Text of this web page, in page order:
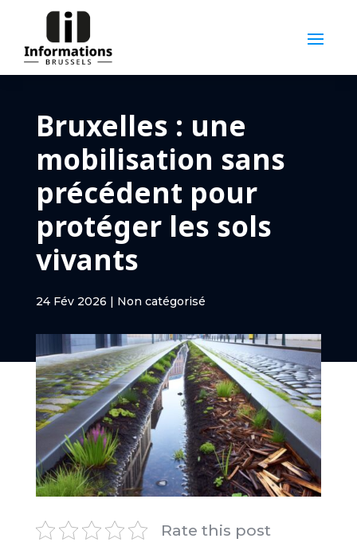
Bruxelles : une
mobilisation sans
précédent pour
protéger les sols
vivants
24 Fév 2026 | Non catégorisé
Rate this post